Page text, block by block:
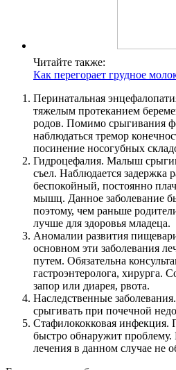
Читайте также:
Как перегорает грудное
Перинатальная
тяжелым протеканием
родов. Помимо срыгивания
наблюдаться тремор
посинение носогубных
Гидроцефалия. Малыш
съел. Наблюдается задержка
беспокойный, постоянно
мышц. Данное заболевание
поэтому, чем раньше
лучше для здоровья младеца.
Аномалии развития
основном эти заболевания
путем. Обязательна
гастроэнтеролога, хирурга.
запор или диарея, рвота.
Наследственные
срыгивать при почечной
Стафилококковая инфекция.
быстро обнаружит проблему.
лечения в данном случае не